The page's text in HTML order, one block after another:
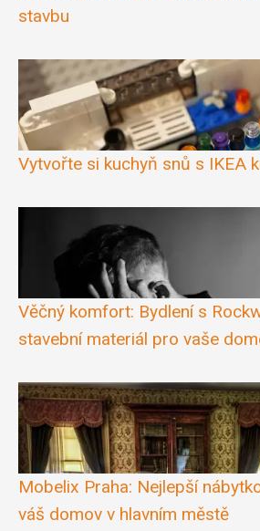
stavbu
Vytvořte si kuchyň snů s IKEA
Věčný komfort: Bydlení s
stavební materiál pro vaše
Mobelix Praha: Nejlepší
váš domov v hlavním městě